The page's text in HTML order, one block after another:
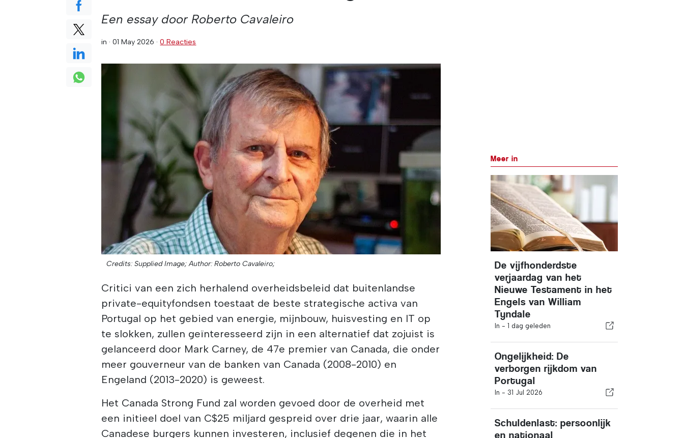
Een essay door Roberto Cavaleiro
in ·01 May 2026 ·0 Reacties
Credits: Supplied Image; Author: Roberto Cavaleiro;
Critici van een zich herhalend overheidsbeleid dat buitenlandse
private-equityfondsen toestaat de beste strategische activa van
Portugal op het gebied van energie, mijnbouw, huisvesting en IT op
te slokken, zullen geïnteresseerd zijn in een alternatief dat zojuist is
gelanceerd door Mark Carney, de 47e premier van Canada, die onder
meer gouverneur van de banken van Canada (2008-2010) en
Engeland (2013-2020) is geweest.
Het Canada Strong Fund zal worden gevoed door de overheid met
een initieel doel van C$25 miljard gespreid over drie jaar, waarin alle
Canadese burgers kunnen investeren, inclusief degenen die in het
Meer in
De vijfhonderdste
verjaardag van het
Nieuwe Testament in het
Engels van William
Tyndale
In - 1 dag geleden
Ongelijkheid: De
verborgen rijkdom van
Portugal
In - 31 Jul 2026
Schuldenlast: persoonlijk
en nationaal